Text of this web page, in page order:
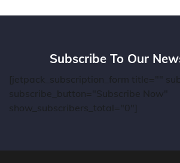
Subscribe To Our
[jetpack_subscription_form title=""
subscribe_button="Subscribe Now"
show_subscribers_total="0"]